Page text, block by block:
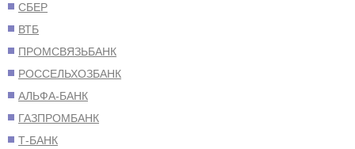
СБЕР
ВТБ
ПРОМСВЯЗЬБАНК
РОССЕЛЬХОЗБАНК
АЛЬФА-БАНК
ГАЗПРОМБАНК
Т-БАНК